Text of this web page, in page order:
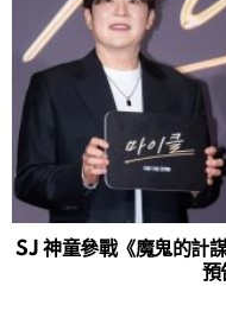
SJ 神童參戰《魔鬼的計
預